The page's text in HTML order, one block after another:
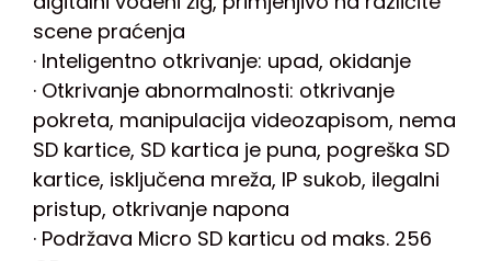
scene praćenja
· Inteligentno otkrivanje: upad, okidanje
· Otkrivanje abnormalnosti: otkrivanje
pokreta, manipulacija videozapisom, nema
SD kartice, SD kartica je puna, pogreška SD
kartice, isključena mreža, IP sukob, ilegalni
pristup, otkrivanje napona
· Podržava Micro SD karticu od maks. 256